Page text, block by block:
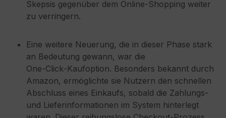
Skepsis gegenüber dem Online‑Shopping weiter
zu verringern.
Eine weitere Neuerung, die in dieser Phase stark
an Bedeutung gewann, war die
One‑Click‑Kaufoption. Besonders bekannt durch
Amazon, ermöglichte sie Nutzern den schnellen
Abschluss eines Einkaufs, sobald die Zahlungs‑
und Lieferinformationen im System hinterlegt